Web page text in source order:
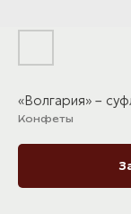
«Волгария» –
Конфеты